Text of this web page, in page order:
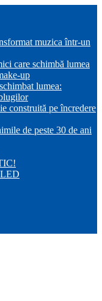
muzica într-un
care schimbă lumea
up
lumea:
construită pe încredere
de peste 30 de ani
LED